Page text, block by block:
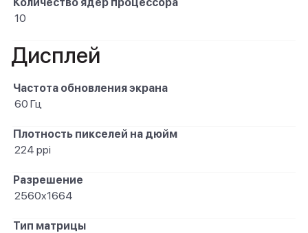
10
Дисплей
Частота обновления экрана
60 Гц
Плотность пикселей на дюйм
224 ppi
Разрешение
2560x1664
Тип матрицы